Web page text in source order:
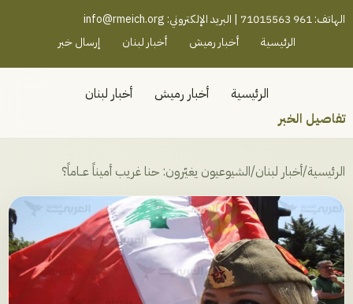
رميش جنوب - لبنان
الهاتف: 961 71015563 | البريد الإلكتروني:
info@rmeich.org
الرئيسية
أخبار رميش أخبار لبنان إرسال خبر
الرئيسية أخبار رميش
أخبار لبنان
تفاصيل الخبر
الرئيسية/أخبار لبنان/الشيوعيون يغيّرون: حنا غريب أميناً عــاماً؟